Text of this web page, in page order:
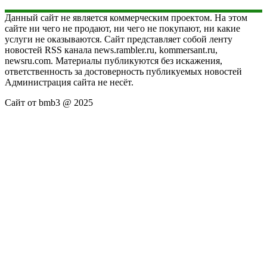
Данный сайт не является коммерческим проектом. На этом
сайте ни чего не продают, ни чего не покупают, ни какие
услуги не оказываются. Сайт представляет собой ленту
новостей RSS канала news.rambler.ru, kommersant.ru,
newsru.com. Материалы публикуются без искажения,
ответственность за достоверность публикуемых новостей
Администрация сайта не несёт.
Сайт от bmb3 @ 2025